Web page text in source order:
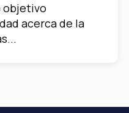
objetivo
acerca de la